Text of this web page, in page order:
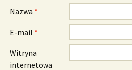
Nazwa *
E-mail *
Witryna
internetowa